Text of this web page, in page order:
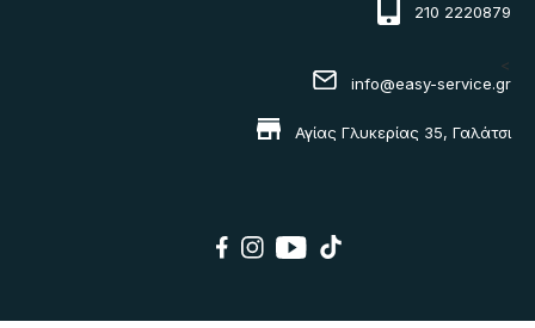
210 2220879
<
info@easy-service.gr
Αγίας Γλυκερίας 35, Γαλάτσι